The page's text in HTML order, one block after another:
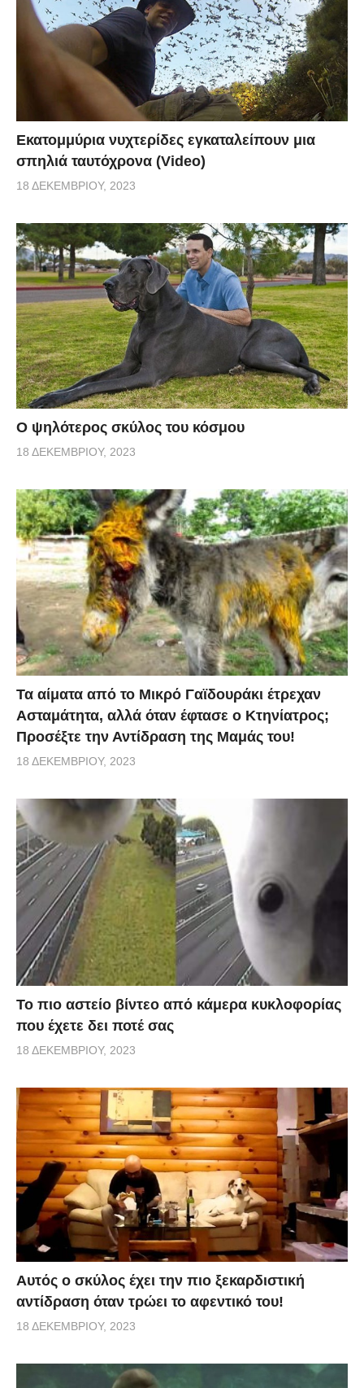
Εκατομμύρια νυχτερίδες εγκαταλείπουν μια
σπηλιά ταυτόχρονα (Video)
18 ΔΕΚΕΜΒΡΊΟΥ, 2023
Ο ψηλότερος σκύλος του κόσμου
18 ΔΕΚΕΜΒΡΊΟΥ, 2023
Τα αίματα από το Μικρό Γαϊδουράκι έτρεχαν
Ασταμάτητα, αλλά όταν έφτασε ο Κτηνίατρος;
Προσέξτε την Αντίδραση της Μαμάς του!
18 ΔΕΚΕΜΒΡΊΟΥ, 2023
Το πιο αστείο βίντεο από κάμερα κυκλοφορίας
που έχετε δει ποτέ σας
18 ΔΕΚΕΜΒΡΊΟΥ, 2023
Αυτός ο σκύλος έχει την πιο ξεκαρδιστική
αντίδραση όταν τρώει το αφεντικό του!
18 ΔΕΚΕΜΒΡΊΟΥ, 2023